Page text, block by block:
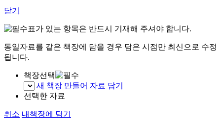
닫기
표가 있는 항목은 반드시 기재해 주셔야 합니다.
동일자료를 같은 책장에 담을 경우 담은 시점만 최신으로 수정
됩니다.
책장선택
새 책장 만들어 자료 담기
선택한 자료
취소 내책장에 담기